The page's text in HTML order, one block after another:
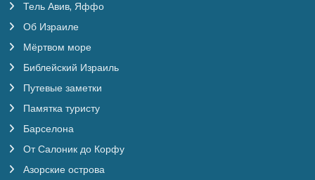
Тель Авив, Яффо
Об Израиле
Мёртвом море
Библейский Израиль
Путевые заметки
Памятка туристу
Барселона
От Салоник до Корфу
Азорские острова